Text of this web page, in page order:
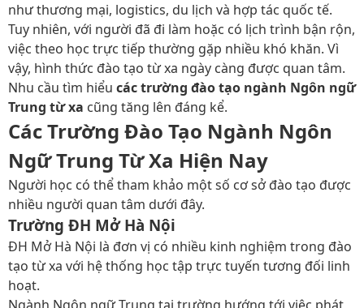
như thương mại, logistics, du lịch và hợp tác quốc tế.
Tuy nhiên, với người đã đi làm hoặc có lịch trình bận rộn,
việc theo học trực tiếp thường gặp nhiều khó khăn. Vì
vậy, hình thức đào tạo từ xa ngày càng được quan tâm.
Nhu cầu tìm hiểu các trường đào tạo ngành Ngôn ngữ
Trung từ xa cũng tăng lên đáng kể.
Các Trường Đào Tạo Ngành Ngôn
Ngữ Trung Từ Xa Hiện Nay
Người học có thể tham khảo một số cơ sở đào tạo được
nhiều người quan tâm dưới đây.
Trường ĐH Mở Hà Nội
ĐH Mở Hà Nội là đơn vị có nhiều kinh nghiệm trong đào
tạo từ xa với hệ thống học tập trực tuyến tương đối linh
hoạt.